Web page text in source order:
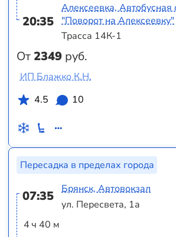
20:35
От2349 руб.
Алексеевка, Автобусная
"Поворот на Алексеевку"
Трасса 14К-1
ИП Блажко К.Н.
4.5
10
Пересадка в пределах города
07:35
4 ч 40 м
Брянск, Автовокзал
ул. Пересвета, 1а